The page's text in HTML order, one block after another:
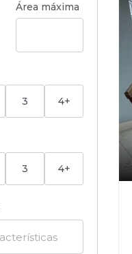
Área máxima
3 4+
3 4+